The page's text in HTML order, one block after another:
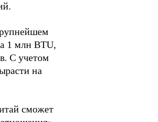
1 млн BTU,
С учетом
на
сможет